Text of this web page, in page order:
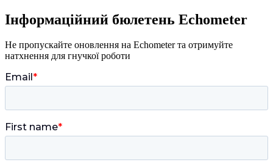
Інформаційний бюлетень Echometer
Не пропускайте оновлення на Echometer та отримуйте
натхнення для гнучкої роботи